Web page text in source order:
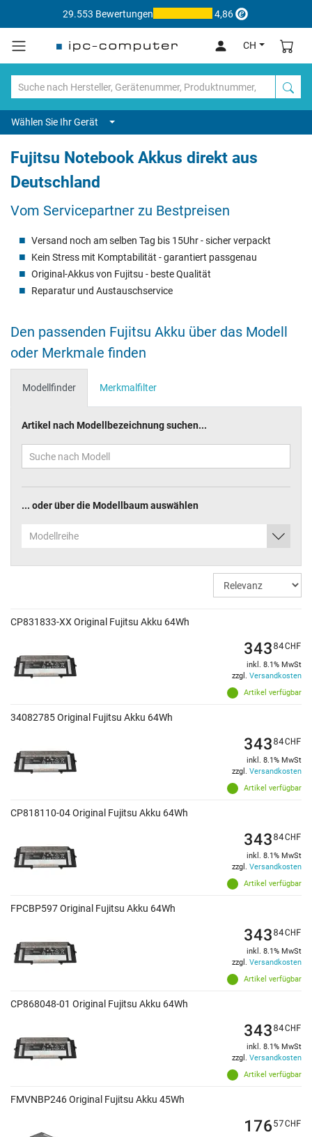
29.553 Bewertungen 4,86
CH
Wählen Sie Ihr Gerät
Fujitsu Notebook Akkus direkt aus
Deutschland
Vom Servicepartner zu Bestpreisen
Versand noch am selben Tag bis 15Uhr - sicher verpackt
Kein Stress mit Komptabilität - garantiert passgenau
Original-Akkus von Fujitsu - beste Qualität
Reparatur und Austauschservice
Den passenden Fujitsu Akku über das Modell
oder Merkmale finden
Modellfinder Merkmalfilter
Artikel nach Modellbezeichnung suchen...
... oder über die Modellbaum auswählen
Modellreihe
CP831833-XX Original Fujitsu Akku 64Wh
Artikel verfügbar
34384CHF
inkl. 8.1% MwSt
zzgl. Versandkosten
34082785 Original Fujitsu Akku 64Wh
Artikel verfügbar
34384CHF
inkl. 8.1% MwSt
zzgl. Versandkosten
CP818110-04 Original Fujitsu Akku 64Wh
Artikel verfügbar
34384CHF
inkl. 8.1% MwSt
zzgl. Versandkosten
FPCBP597 Original Fujitsu Akku 64Wh
Artikel verfügbar
34384CHF
inkl. 8.1% MwSt
zzgl. Versandkosten
CP868048-01 Original Fujitsu Akku 64Wh
Artikel verfügbar
34384CHF
inkl. 8.1% MwSt
zzgl. Versandkosten
FMVNBP246 Original Fujitsu Akku 45Wh
17657CHF